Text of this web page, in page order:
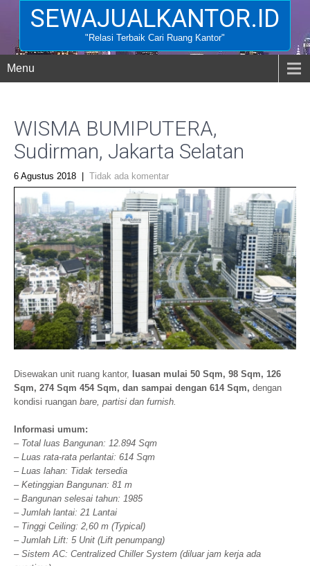
SEWAJUALKANTOR.ID
"Relasi Terbaik Cari Ruang Kantor"
Menu
WISMA BUMIPUTERA,
Sudirman, Jakarta Selatan
6 Agustus 2018 Tidak ada komentar
Disewakan unit ruang kantor,
luasan mulai 50 Sqm, 98 Sqm, 126
Sqm, 274 Sqm 454 Sqm, dan sampai dengan 614 Sqm, dengan
kondisi ruangan bare, partisi dan furnish.
Informasi umum:
– Total luas Bangunan: 12.894 Sqm
– Luas rata-rata perlantai: 614 Sqm
– Luas lahan: Tidak tersedia
– Ketinggian Bangunan: 81 m
– Bangunan selesai tahun: 1985
– Jumlah lantai: 21 Lantai
– Tinggi Ceiling: 2,60 m (Typical)
– Jumlah Lift: 5 Unit (Lift penumpang)
– Sistem AC: Centralized Chiller System (diluar jam kerja ada